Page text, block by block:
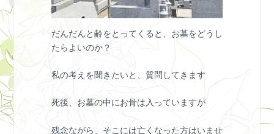
だんだんと齢をとってくると、お墓をどうし
たらよいのか？
私の考えを聞きたいと、質問してきます
死後、お墓の中にお骨は入っていますが
残念ながら、そこには亡くなった方はいませ